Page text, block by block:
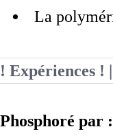
La
! Expériences !
Phosphoré par :